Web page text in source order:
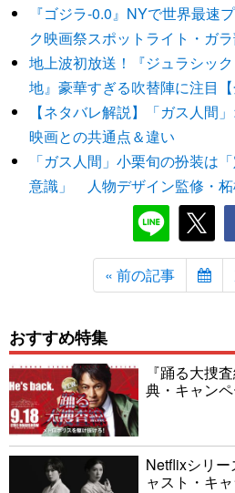
『ゴジラ-0.0』NYで世界最
ク映画祭スポットライト・ガ
地上波初放送！『ジュラシッ
地』豪華すぎる吹替陣に注目【
【ネタバレ解説】「ガス人
映画との共通点＆違い
「ガス人間」小栗旬の扮装は
意識」 人物デザイン監修・
« 前の記事
おすすめ特集
『踊る大捜
典・キャン
Netflixシリ
ャスト・キ